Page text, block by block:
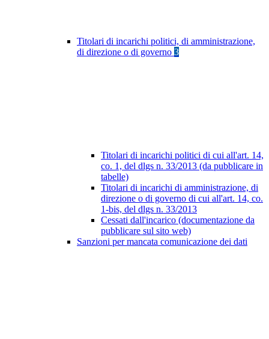
Titolari di incarichi politici, di amministrazione,
di direzione o di governo 3
Titolari di incarichi politici di cui all'art. 14,
co. 1, del dlgs n. 33/2013 (da pubblicare in
tabelle)
Titolari di incarichi di amministrazione, di
direzione o di governo di cui all'art. 14, co.
1-bis, del dlgs n. 33/2013
Cessati dall'incarico (documentazione da
pubblicare sul sito web)
Sanzioni per mancata comunicazione dei dati